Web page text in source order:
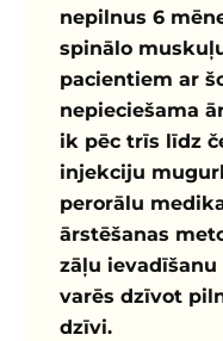
nepilnus 6
spinālo
pacientiem ar
nepieciešama
ik pēc trīs līdz
injekciju
perorālu
ārstēšanas
zāļu
varēs dzīvot
dzīvi.